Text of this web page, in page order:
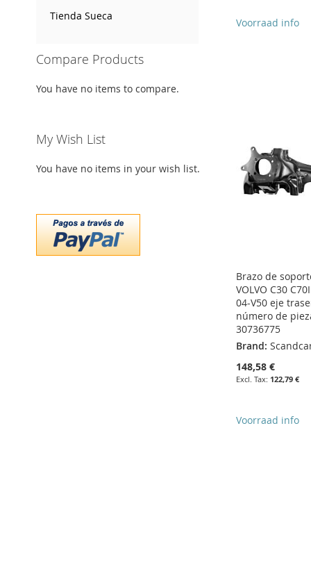
Voorraad info
ADD
TO
LIST
ADD
COMPARE
Add to Cart
ADD
WISH
TO
ADD
TO
LIST
ADD
COMPARE
ADD
TO
LIST
ADD
COMPARE
Brazo de
VOLVO C30
04-V50 eje
número de
30736775
Brand:
148,58 €
122,79 €
Voorraad info
Tienda Sueca
Compare Products
You have no items to compare.
My Wish List
You have no items in your wish list.